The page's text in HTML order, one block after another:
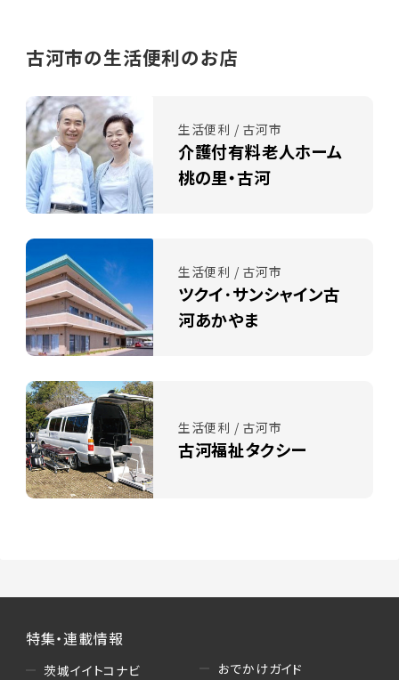
古河市の生活便利のお店
生活便利 / 古河市
介護付有料老人ホーム
桃の里・古河
生活便利 / 古河市
ツクイ･サンシャイン古
河あかやま
生活便利 / 古河市
古河福祉タクシー
特集・連載情報
茨城イイトコナビ
おでかけガイド